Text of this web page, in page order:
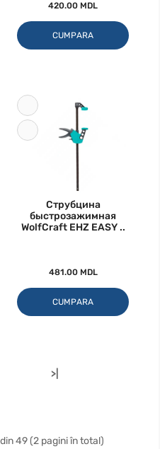
420.00 MDL
CUMPARA
Струбцина
быстрозажимная
WolfCraft EHZ EASY ..
481.00 MDL
CUMPARA
>|
49 (2 pagini în total)